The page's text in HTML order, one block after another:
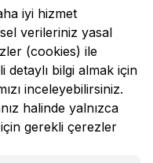
iyi hizmet
verileriniz yasal
(cookies) ile
detaylı bilgi almak için
inceleyebilirsiniz.
halinde yalnızca
için gerekli çerezler